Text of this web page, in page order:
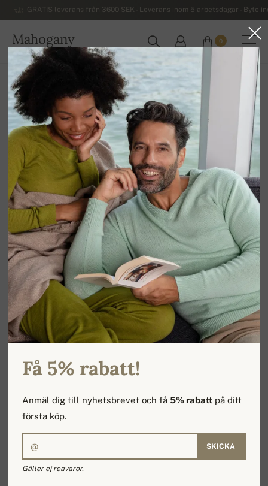
GRATIS leverans från 3600 SEK - Leverans inom 5 arbetsdagar - Byte
Mahogany
SVERIGE
0
Hem
Kashmirtröjor för damer
Kvinnors kashmirtröjor med dragkedja
Få 5% rabatt!
Anmäl dig till nyhetsbrevet och få5% rabatt på ditt
första köp.
SKICKA
Gäller ej reavaror.